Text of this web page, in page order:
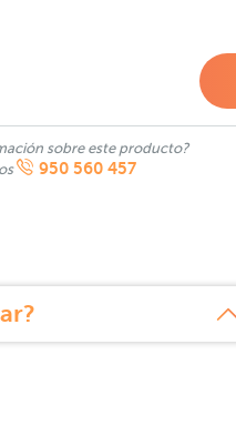
sobre este producto?
950 560 457